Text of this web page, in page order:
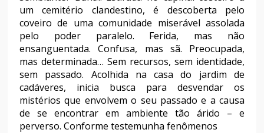
um cemitério clandestino, é descoberta pelo
coveiro de uma comunidade miserável assolada
pelo poder paralelo. Ferida, mas não
ensanguentada. Confusa, mas sã. Preocupada,
mas determinada… Sem recursos, sem identidade,
sem passado. Acolhida na casa do jardim de
cadáveres, inicia busca para desvendar os
mistérios que envolvem o seu passado e a causa
de se encontrar em ambiente tão árido – e
perverso. Conforme testemunha fenômenos